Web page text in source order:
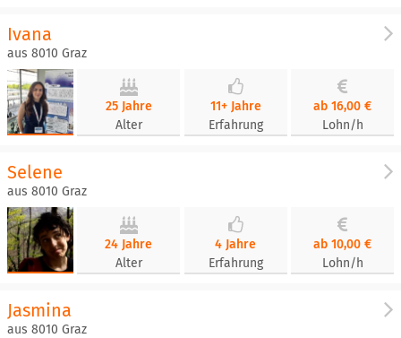
Ivana
aus 8010 Graz
25 Jahre
Alter
11+ Jahre
Erfahrung
ab 16,00 €
Lohn/h
Selene
aus 8010 Graz
24 Jahre
Alter
4 Jahre
Erfahrung
ab 10,00 €
Lohn/h
Jasmina
aus 8010 Graz